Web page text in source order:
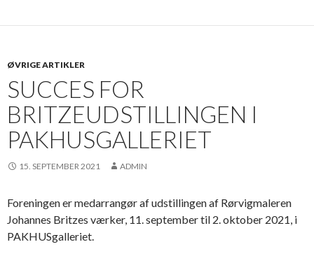
ØVRIGE ARTIKLER
SUCCES FOR
BRITZEUDSTILLINGEN I
PAKHUSGALLERIET
15. SEPTEMBER 2021 ADMIN
Foreningen er medarrangør af udstillingen af Rørvigmaleren
Johannes Britzes værker, 11. september til 2. oktober 2021, i
PAKHUSgalleriet.